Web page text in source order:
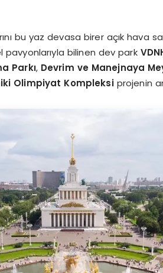
bu yaz devasa birer açık
bilinen dev park
Parkı, Devrim ve Manejnaya
Olimpiyat Kompleksiprojenin